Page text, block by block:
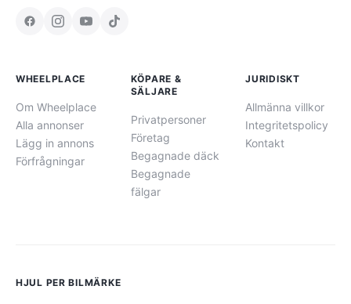
WHEELPLACE
Om Wheelplace
Alla annonser
Lägg in annons
Förfrågningar
KÖPARE &
SÄLJARE
Privatpersoner
Företag
Begagnade däck
Begagnade
fälgar
JURIDISKT
Allmänna villkor
Integritetspolicy
Kontakt
HJUL PER BILMÄRKE